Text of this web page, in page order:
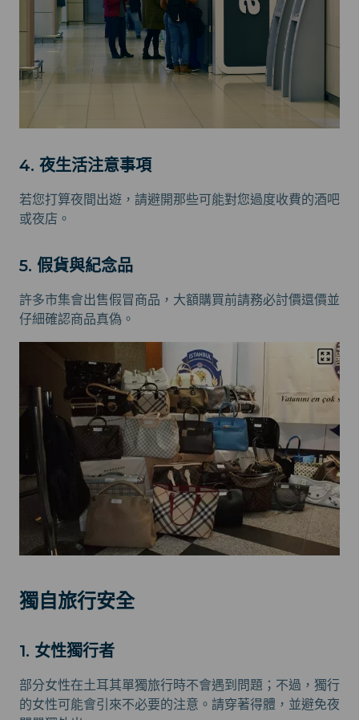
4. 夜生活注意事項
若您打算夜間出遊，請避開那些可能對您過度收費的酒吧
或夜店。
5. 假貨與紀念品
許多市集會出售假冒商品，大額購買前請務必討價還價並
仔細確認商品真偽。
獨自旅行安全
1. 女性獨行者
部分女性在土耳其單獨旅行時不會遇到問題；不過，獨行
的女性可能會引來不必要的注意。請穿著得體，並避免夜